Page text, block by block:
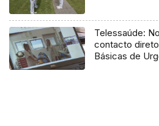
Telessaúde:
contacto
Básicas de